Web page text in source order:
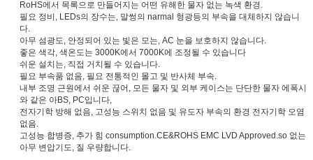
RoHS에서 목록으로 만들어지는 어떤 유해한 물자 없는 녹색 환경.
필요 정비, LEDs의 장수는, 말썽의 narmal 형광등의 부속을 대체하지 않습니
다.
아무 섬광도, 안정되어 있는 빛은 모는, AC 눈을 보호하지 않습니다.
좋은 색각, 색온도는 3000K에서 7000K에 조정될 수 있습니다
쉬운 설치는, 직접 거치될 수 있습니다.
필요 부속품 없음, 필요 전통적인 몰고 및 반사체 부속.
내부 조명 근원에서 쉬운 끊어, 모든 물자 및 외부 케이스는 단단한 물자 에폭시
와 같은 아BS, PC입니다,
전자기학 방해 없음, 고성능 스위치 없음 및 유도자 부속의 환경 전자기학 오염
없음.
고성능 합병증, 추가 힘 consumption.CE&ROHS EMC LVD Approved.so 없는
아무 변압기도, 질 우량합니다.